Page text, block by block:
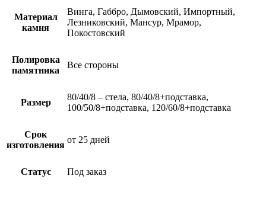
Материал
камня
Винга, Габбро, Дымовский, Импортный,
Лезниковский, Мансур, Мрамор,
Покостовский
Полировка
памятника
Все стороны
Размер
80/40/8 – стела, 80/40/8+подставка,
100/50/8+подставка, 120/60/8+подставка
Срок
изготовления
от 25 дней
Статус Под заказ